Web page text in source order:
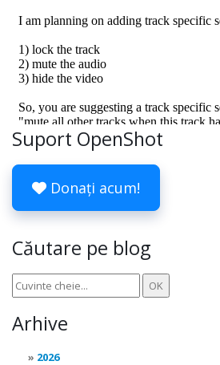
Suport OpenShot
Donați acum!
Căutare pe blog
Arhive
2026